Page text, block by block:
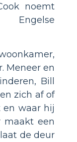
noemt
Meneer en
Bill
zich af of
en waar hij
maakt een
de deur